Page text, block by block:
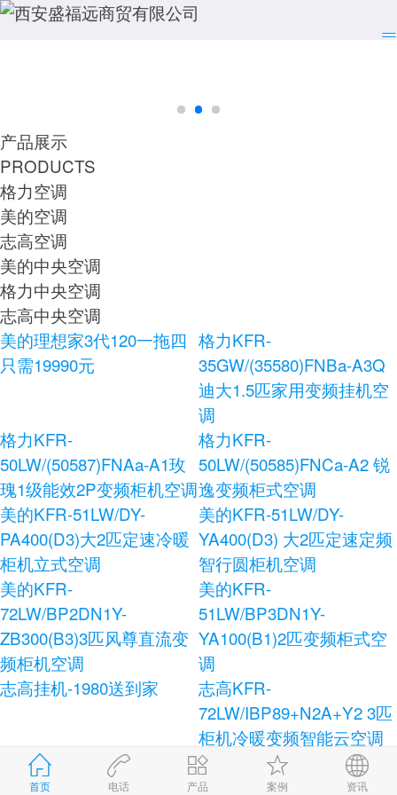
首页 电话 产品 案例 资讯
产品展示
PRODUCTS
格力空调
美的空调
志高空调
美的中央空调
格力中央空调
志高中央空调
美的理想家3代120一拖四
只需19990元
格力KFR-
35GW/(35580)FNBa-A3Q
迪大1.5匹家用变频挂机空
调
格力KFR-
50LW/(50587)FNAa-A1玫
瑰1级能效2P变频柜机空调
格力KFR-
50LW/(50585)FNCa-A2 锐
逸变频柜式空调
美的KFR-51LW/DY-
PA400(D3)大2匹定速冷暖
柜机立式空调
美的KFR-51LW/DY-
YA400(D3) 大2匹定速定频
智行圆柜机空调
美的KFR-
72LW/BP2DN1Y-
ZB300(B3)3匹风尊直流变
频柜机空调
美的KFR-
51LW/BP3DN1Y-
YA100(B1)2匹变频柜式空
调
志高挂机-1980送到家
志高KFR-
72LW/IBP89+N2A+Y2 3匹
柜机冷暖变频智能云空调
志高KFR-120LW/E41+N3
柜式空调
志高KFR-72LW/AS36+N3
健康宝独立除湿柜式空调